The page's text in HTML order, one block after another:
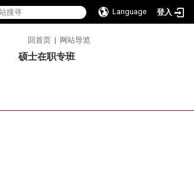
Language 登入
回首页 | 网站导览
硕士在职专班